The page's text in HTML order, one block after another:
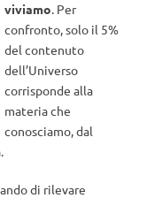
viviamo. Per
confronto, solo il 5%
del contenuto
dell’Universo
corrisponde alla
materia che
conosciamo, dal
di rilevare